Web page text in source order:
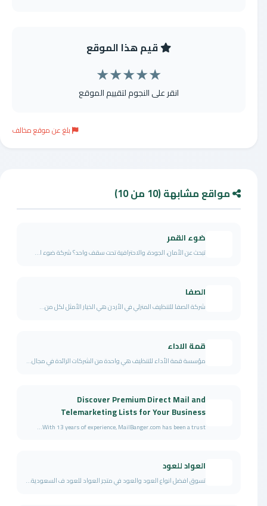
قيم هذا الموقع
★
★
★
★
★
انقر على النجوم لتقييم الموقع
بلغ عن موقع مخالف
مواقع مشابهة (10 من 10)
ضوء القمر
تبحث عن الأمان، الجودة، والاحترافية تحت سقف واحد؟ شركة ضوء ا...
الصفا
شركة الصفا للتنظيف المنزلي في الأردن هي الخيار الأمثل لكل من...
قمة الاداء
مؤسسة قمة الأداء للتنظيف هي واحدة من الشركات الرائدة في مجال...
Discover Premium Direct Mail and
Telemarketing Lists for Your Business
With 13 years of experience, MailBanger.com has been a trust...
العواد للعود
تسوق افضل انواع العود والعود في متجر العواد للعود ف السعودية...